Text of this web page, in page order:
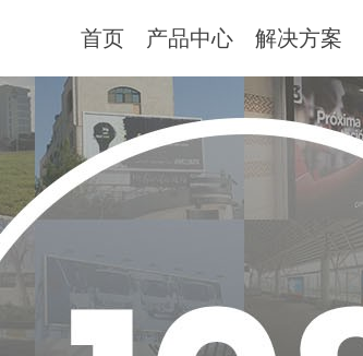
首页 产品中心 解决方案